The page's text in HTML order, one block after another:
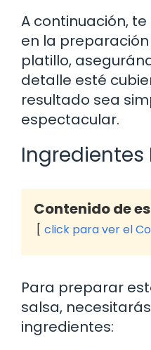
A continuación,
en la
platillo,
detalle esté
resultado sea
espectacular.
Ingredientes
Contenido de
click para ver el
Para preparar
salsa,
ingredientes: